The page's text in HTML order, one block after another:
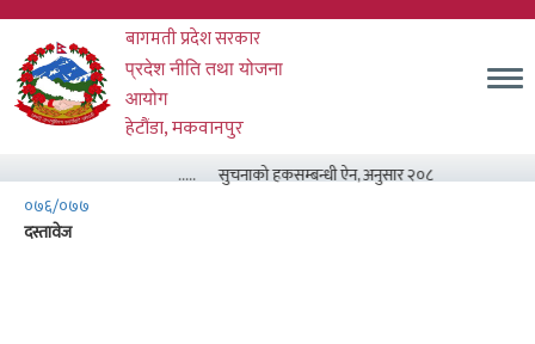
Skip
main
content
बागमती प्रदेश सरकार
प्रदेश नीति तथा योजना
आयोग
हेटौंडा, मकवानपुर
.....
सुचनाको हकसम्बन्धी ऐन, अनुसार २०८३ असार मसान्त
०७६/०७७
दस्तावेज